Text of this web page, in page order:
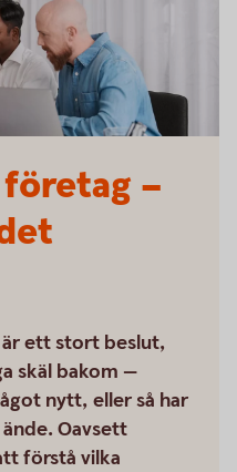
–
ett stort beslut,
skäl bakom —
nytt, eller så har
Oavsett
förstå vilka